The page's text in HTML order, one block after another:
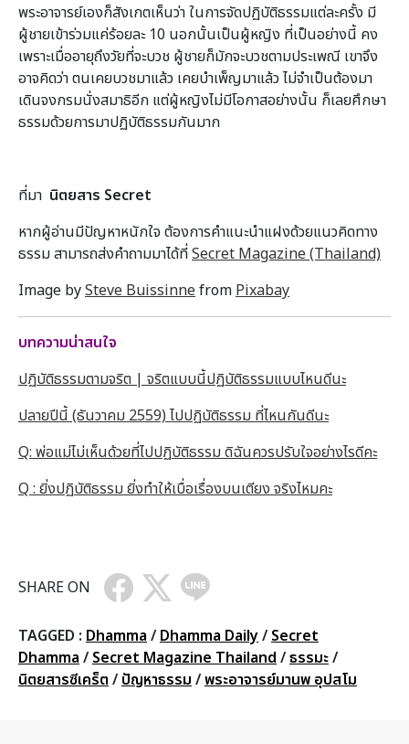
พระอาจารย์เองก็สังเกตเห็นว่า ในการจัดปฏิบัติธรรมแต่ละครั้ง มี
ผู้ชายเข้าร่วมแค่ร้อยละ 10 นอกนั้นเป็นผู้หญิง ที่เป็นอย่างนี้ คง
เพราะเมื่ออายุถึงวัยที่จะบวช ผู้ชายก็มักจะบวชตามประเพณี เขาจึง
อาจคิดว่า ตนเคยบวชมาแล้ว เคยบำเพ็ญมาแล้ว ไม่จำเป็นต้องมา
เดินจงกรมนั่งสมาธิอีก แต่ผู้หญิงไม่มีโอกาสอย่างนั้น ก็เลยศึกษา
ธรรมด้วยการมาปฏิบัติธรรมกันมาก
ที่มา นิตยสาร Secret
หากผู้อ่านมีปัญหาหนักใจ ต้องการคำแนะนำแฝงด้วยแนวคิดทาง
ธรรม สามารถส่งคำถามมาได้ที่Secret Magazine (Thailand)
Image bySteve Buissinnefrom Pixabay
บทความน่าสนใจ
ปฏิบัติธรรมตามจริต | จริตแบบนี้ปฏิบัติธรรมแบบไหนดีนะ
ปลายปีนี้ (ธันวาคม 2559) ไปปฏิบัติธรรม ที่ไหนกันดีนะ
Q: พ่อแม่ไม่เห็นด้วยที่ไปปฏิบัติธรรม ดิฉันควรปรับใจอย่างไรดีคะ
Q : ยิ่งปฏิบัติธรรม ยิ่งทำให้เบื่อเรื่องบนเตียง จริงไหมคะ
SHARE ON
TAGGED : Dhamma / Dhamma Daily/ Secret
Dhamma / Secret Magazine Thailand /ธรรมะ/
นิตยสารซีเคร็ต / ปัญหาธรรม /พระอาจารย์มานพ อุปสโม